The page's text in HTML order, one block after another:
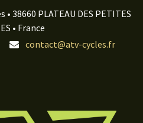
38660 PLATEAU DES PETITES
• France
contact@atv-cycles.fr